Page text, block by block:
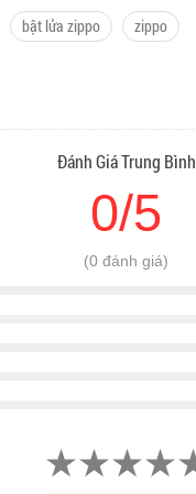
bật lửa zippo zippo
Đánh Giá Trung Bình
0/5
(0 đánh giá)